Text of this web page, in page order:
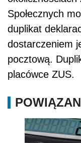
Społecznych
duplikat
dostarczeniem
pocztową.
placówce ZUS.